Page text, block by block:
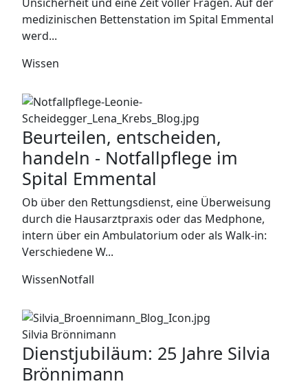
medizinischen Bettenstation im Spital Emmental
werd...
Wissen
Beurteilen, entscheiden,
handeln - Notfallpflege im
Spital Emmental
Ob über den Rettungsdienst, eine Überweisung
durch die Hausarztpraxis oder das Medphone,
intern über ein Ambulatorium oder als Walk-in:
Verschiedene W...
WissenNotfall
Silvia Brönnimann
Dienstjubiläum: 25 Jahre Silvia
Brönnimann